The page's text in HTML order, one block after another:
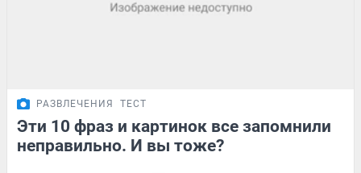
РАЗВЛЕЧЕНИЯ ТЕСТ
Эти 10 фраз и картинок все запомнили
неправильно. И вы тоже?